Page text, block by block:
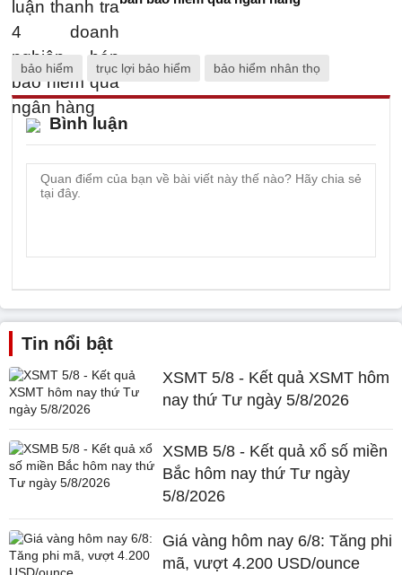
bảo hiểm trục lợi bảo hiểm bảo hiểm nhân thọ
Bình luận
Tin nổi bật
XSMT 5/8 - Kết quả XSMT hôm
nay thứ Tư ngày 5/8/2026
XSMB 5/8 - Kết quả xổ số miền
Bắc hôm nay thứ Tư ngày
5/8/2026
Giá vàng hôm nay 6/8: Tăng phi
mã, vượt 4.200 USD/ounce